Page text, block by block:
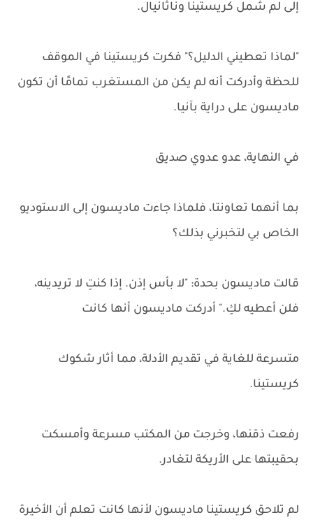
إلى لم شمل كريستينا وناثانيال.
"لماذا تعطيني الدليل؟" فكرت كريستينا في الموقف
للحظة وأدركت أنه لم يكن من المستغرب تمامًا أن تكون
ماديسون على دراية بآنيا.
في النهاية، عدو عدوي صديق
بما أنهما تعاونتا، فلماذا جاءت ماديسون إلى الاستوديو
الخاص بي لتخبرني بذلك؟
قالت ماديسون بحدة: "لا بأس إذن. إذا كنتِ لا تريدينه،
فلن أعطيه لكِ." أدركت ماديسون أنها كانت
متسرعة للغاية في تقديم الأدلة، مما أثار شكوك
كريستينا.
رفعت ذقنها، وخرجت من المكتب مسرعة وأمسكت
بحقيبتها على الأريكة لتغادر.
لم تلاحق كريستينا ماديسون لأنها كانت تعلم أن الأخيرة